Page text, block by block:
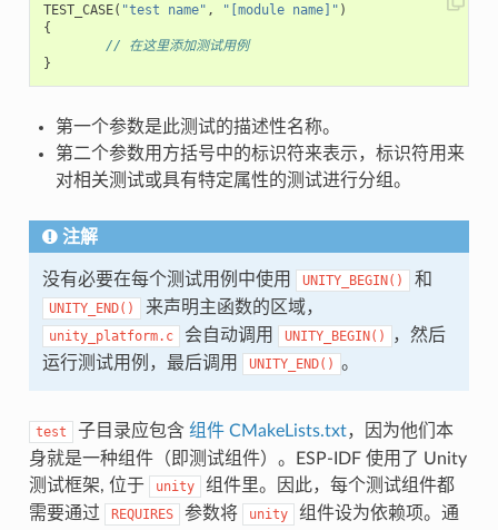
TEST_CASE( "test name" , "[module name]" )
{
// 在这里添加测试用例
}
第一个参数是此测试的描述性名称。
第二个参数用方括号中的标识符来表示，标识符用来
对相关测试或具有特定属性的测试进行分组。
注解
没有必要在每个测试用例中使用 UNITY_BEGIN() 和
UNITY_END() 来声明主函数的区域，
unity_platform.c 会自动调用 UNITY_BEGIN()
，然后
运行测试用例，最后调用
UNITY_END() 。
test 子目录应包含 组件 CMakeLists.txt，因为他们本
身就是一种组件（即测试组件）。ESP-IDF 使用了 Unity
测试框架, 位于
unity
组件里。因此，每个测试组件都
需要通过
REQUIRES 参数将 unity
组件设为依赖项。通